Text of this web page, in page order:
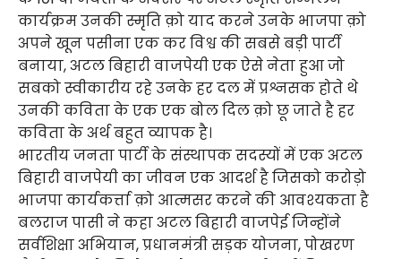
कार्यक्रम उनकी स्मृति क़ो याद करने उनके भाजपा क़ो
अपने खून पसीना एक कर विश्व की सबसे बड़ी पार्टी
बनाया, अटल बिहारी वाजपेयी एक ऐसे नेता हुआ जो
सबको स्वीकारीय रहे उनके हर दल में प्रश्नसक होते थे
उनकी कविता के एक एक बोल दिल क़ो छू जाते है हर
कविता के अर्थ बहुत व्यापक है।
भारतीय जनता पार्टी के संस्थापक सदस्यों में एक अटल
बिहारी वाजपेयी का जीवन एक आदर्श है जिसको करोड़ो
भाजपा कार्यकर्त्ता क़ो आत्मसर करने की आवश्यकता है
बलराज पासी ने कहा अटल बिहारी वाजपेई जिन्होंने
सर्वशिक्षा अभियान, प्रधानमंत्री सड़क योजना, पोखरण